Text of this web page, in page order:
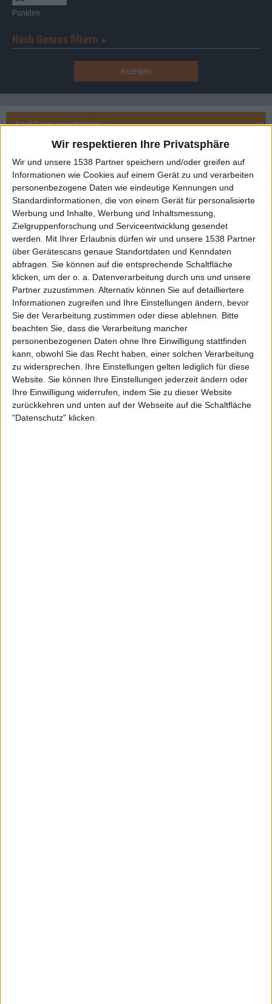
Wir respektieren Ihre Privatsphäre
Wir und unsere 1538 Partner speichern und/oder greifen auf
Informationen wie Cookies auf einem Gerät zu und verarbeiten
personenbezogene Daten wie eindeutige Kennungen und
Standardinformationen, die von einem Gerät für personalisierte
Werbung und Inhalte, Werbung und Inhaltsmessung,
Zielgruppenforschung und Serviceentwicklung gesendet
werden. Mit Ihrer Erlaubnis dürfen wir und unsere 1538 Partner
über Gerätescans genaue Standortdaten und Kenndaten
abfragen. Sie können auf die entsprechende Schaltfläche
klicken, um der o. a. Datenverarbeitung durch uns und unsere
Partner zuzustimmen. Alternativ können Sie auf detailliertere
Informationen zugreifen und Ihre Einstellungen ändern, bevor
Sie der Verarbeitung zustimmen oder diese ablehnen. Bitte
beachten Sie, dass die Verarbeitung mancher
personenbezogenen Daten ohne Ihre Einwilligung stattfinden
kann, obwohl Sie das Recht haben, einer solchen Verarbeitung
zu widersprechen. Ihre Einstellungen gelten lediglich für diese
Website. Sie können Ihre Einstellungen jederzeit ändern oder
Ihre Einwilligung widerrufen, indem Sie zu dieser Website
zurückkehren und unten auf der Webseite auf die Schaltfläche
"Datenschutz" klicken.
Punkten
Nach Genres filtern ►︎
Aktuell
Black Listed Friday – Die 6+6+6 der Woche
Vocals sind wichtig: Hier kommen Stars, Statements und Stammhalter des
Gesangs.